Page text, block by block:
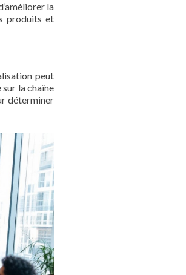
la
produits et
peut
la chaîne
déterminer